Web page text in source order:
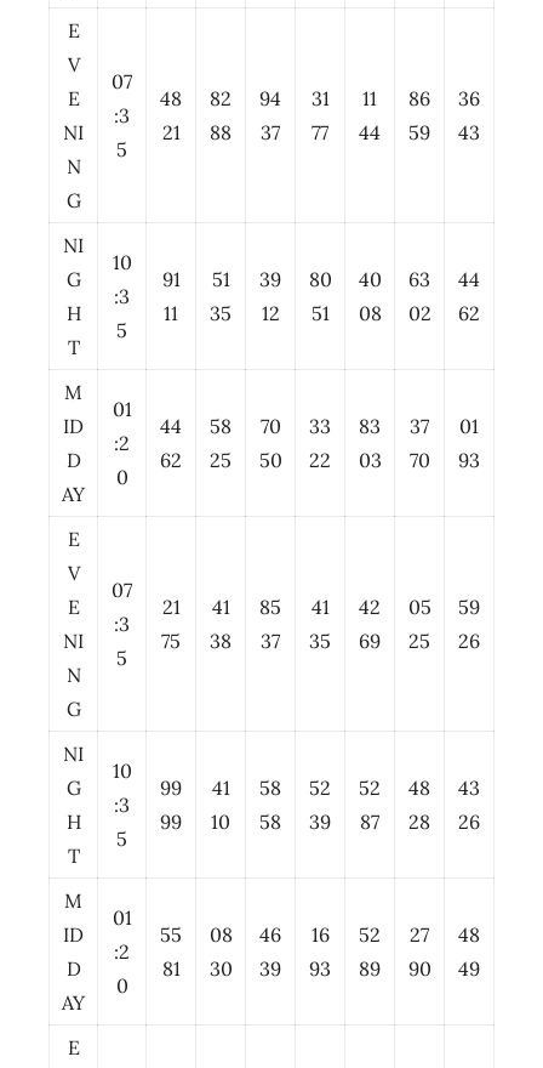
E
V
E
NI
N
G
07
:3
5
48
21
82
88
94
37
31
77
11
44
86
59
36
43
NI
G
H
T
10
:3
5
91
11
51
35
39
12
80
51
40
08
63
02
44
62
M
ID
D
AY
01
:2
0
44
62
58
25
70
50
33
22
83
03
37
70
01
93
E
V
E
NI
N
G
07
:3
5
21
75
41
38
85
37
41
35
42
69
05
25
59
26
NI
G
H
T
10
:3
5
99
99
41
10
58
58
52
39
52
87
48
28
43
26
M
ID
D
AY
01
:2
0
55
81
08
30
46
39
16
93
52
89
27
90
48
49
E